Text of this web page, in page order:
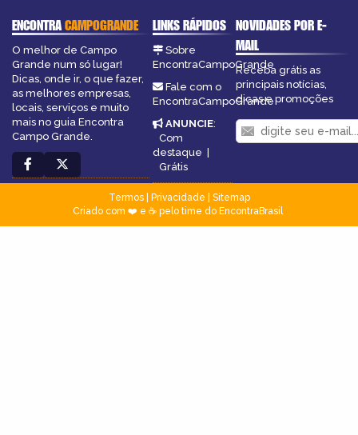
ENCONTRACAMPOGRANDE
O melhor de Campo
Grande num só lugar!
Dicas, onde ir, o que fazer,
as melhores empresas,
locais, serviços e muito
mais no guia Encontra
Campo Grande.
LINKS RÁPIDOS
Sobre
EncontraCampoGrande
Fale com o
EncontraCampoGrande
ANUNCIE:
Com
destaque
Grátis
NOVIDADES POR E-
MAIL
Receba grátis as
principais notícias,
dicas e promoções
Termos| Privacidade
Sitemap
Criado com ❤️ e ☕ pelo time do EncontraBrasil